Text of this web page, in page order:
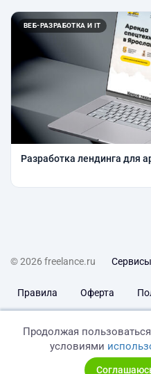
ВЕБ-РАЗРАБОТКА И IT
Разработка лендинга для
© 2026 freelance.ru Сервисы
Правила Оферта
Продолжая
условиями